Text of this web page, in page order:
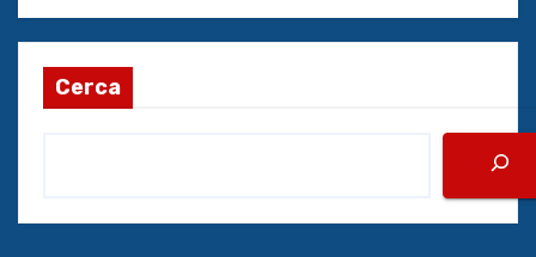
Cerca